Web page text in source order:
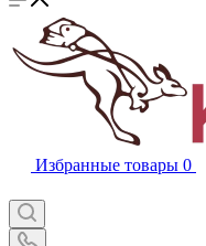
Избранные товары 0